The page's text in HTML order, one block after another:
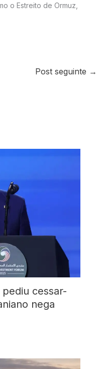
o Estreito de Ormuz,
Post seguinte →
cessar-
nega